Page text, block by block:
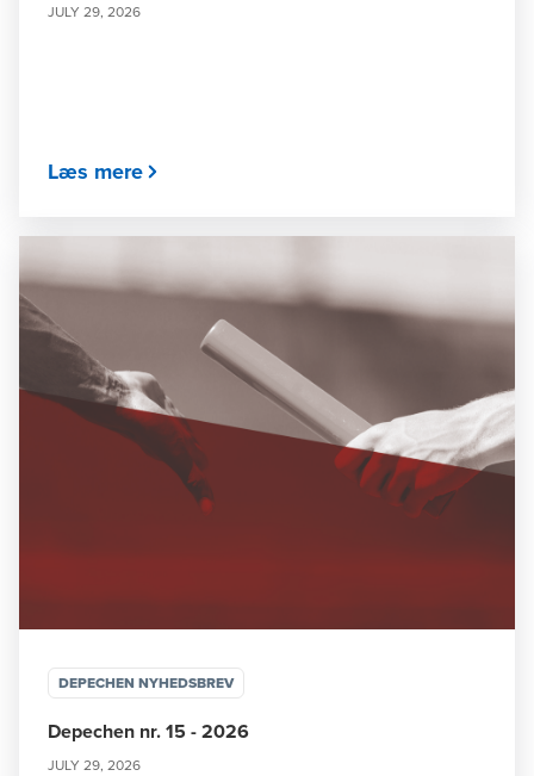
JULY 29, 2026
Læs mere
DEPECHEN NYHEDSBREV
Depechen nr. 15 - 2026
JULY 29, 2026